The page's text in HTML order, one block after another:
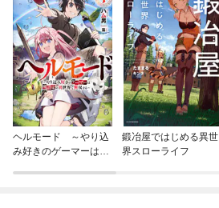
ヘルモード ～やり込
み好きのゲーマーは廃
鍛冶屋ではじめる異世
界スローライフ